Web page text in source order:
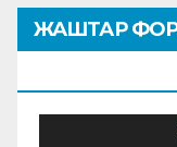
ЖАШТАР